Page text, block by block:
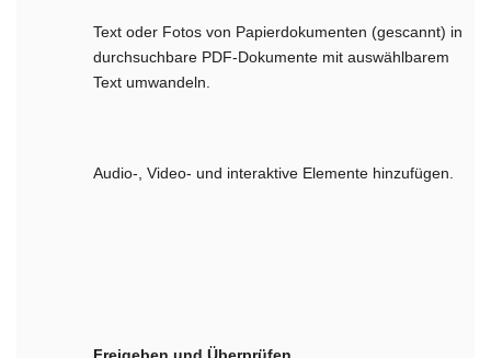
Text oder Fotos von Papierdokumenten (gescannt) in
durchsuchbare PDF-Dokumente mit auswählbarem
Text umwandeln.
Audio-, Video- und interaktive Elemente hinzufügen.